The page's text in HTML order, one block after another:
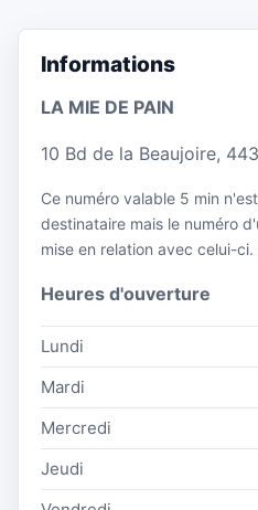
Informations
LA MIE DE PAIN
10 Bd de la Beaujoire,
Ce numéro valable 5 min
destinataire mais le numéro
mise en relation avec celui-ci.
Heures d'ouverture
Lundi
Mardi
Mercredi
Jeudi